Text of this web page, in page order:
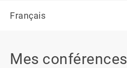
Français
Mes conférences